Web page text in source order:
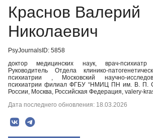
Краснов Валерий
Николаевич
PsyJournalsID: 5858
доктор медицинских наук, врач-
Руководитель Отдела клинико-
психиатрии , Московский научно-
психиатрии филиал ФГБУ “НМИЦ ПН им. В. П.
России, Москва, Российская Федерация, valery-
Дата последнего обновления: 18.03.2026